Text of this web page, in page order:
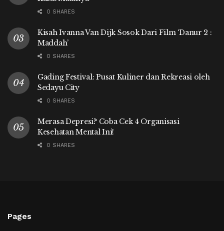
0 SHARES
Kisah Ivanna Van Dijk Sosok Dari Film ‘Danur 2 :
Maddah’
0 SHARES
Gading Festival: Pusat Kuliner dan Rekreasi oleh
Sedayu City
0 SHARES
Merasa Depresi? Coba Cek 4 Organisasi
Kesehatan Mental Ini!
0 SHARES
Pages